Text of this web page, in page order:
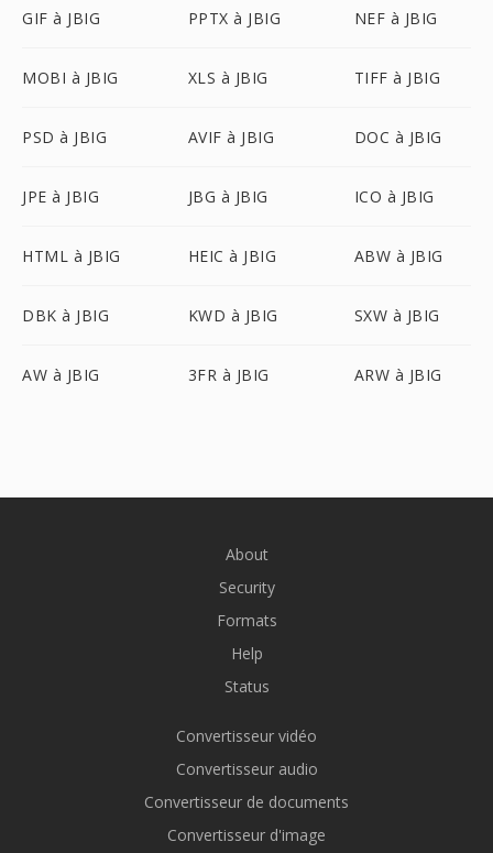
GIF à JBIG PPTX à JBIG NEF à JBIG
MOBI à JBIG XLS à JBIG TIFF à JBIG
PSD à JBIG AVIF à JBIG DOC à JBIG
JPE à JBIG JBG à JBIG ICO à JBIG
HTML à JBIG HEIC à JBIG ABW à JBIG
DBK à JBIG KWD à JBIG SXW à JBIG
AW à JBIG 3FR à JBIG ARW à JBIG
About
Security
Formats
Help
Status
Convertisseur vidéo
Convertisseur audio
Convertisseur de documents
Convertisseur d'image